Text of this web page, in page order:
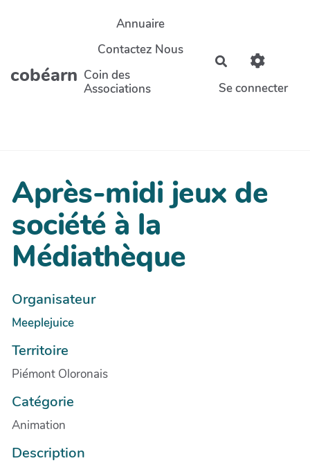
Aller au contenu principal
cobéarn
Annuaire
Contactez Nous
Coin des
Associations
Rechercher
Se connecter
Après-midi jeux de
société à la
Médiathèque
Organisateur
Meeplejuice
Territoire
Piémont Oloronais
Catégorie
Animation
Description